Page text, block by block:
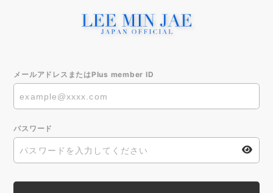
メールアドレスまたはPlus member ID
パスワード